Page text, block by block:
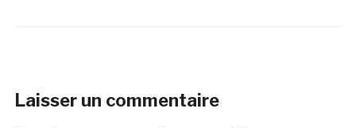
Laisser un commentaire